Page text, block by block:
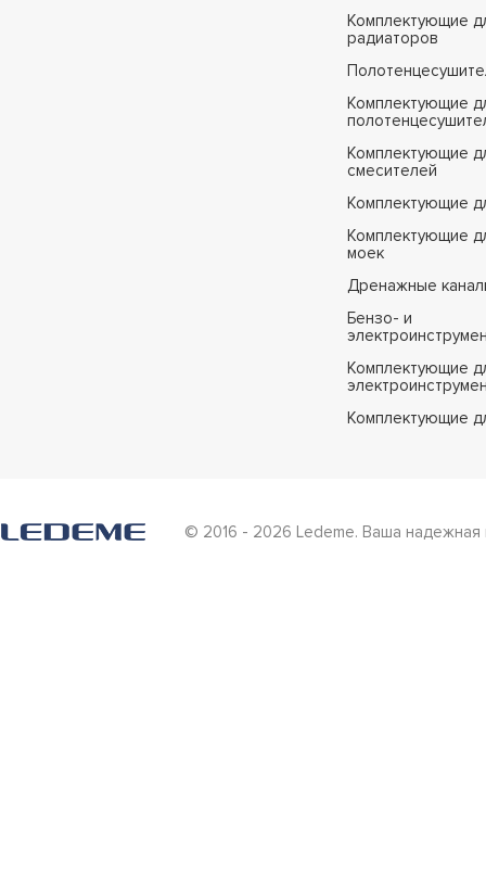
Комплектующие
радиаторов
Комплектующие
Комплектующие
смесителей
Комплектующие
Комплектующие
моек
Дренажные
Бензо- и
Комплектующие
Комплектующие
© 2016 - 2026 Ledeme. Ваша